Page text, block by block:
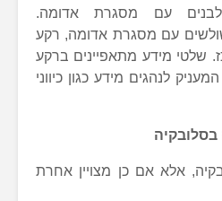
עם מסגרת אדומה.
עם מסגרת אדומה, רקע
שלטי מידע מתאפיינים ברקע
לנהגים מידע כגון כיווני
בסלובקיה
אלא אם כן מצויין אחרת